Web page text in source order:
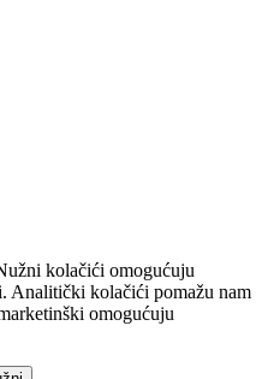
kolačići omogućuju
Analitički kolačići pomažu nam
omogućuju